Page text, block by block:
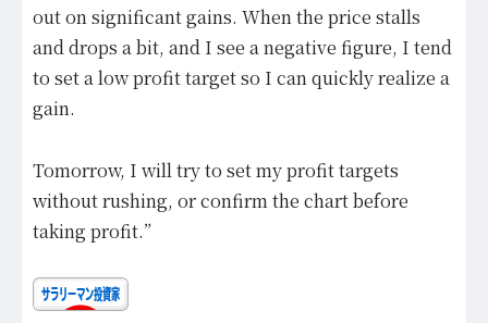
out on significant gains. When the price stalls
and drops a bit, and I see a negative figure, I tend
to set a low profit target so I can quickly realize a
gain.
Tomorrow, I will try to set my profit targets
without rushing, or confirm the chart before
taking profit.”